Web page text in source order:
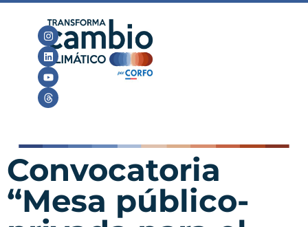
Convocatoria
“Mesa público-